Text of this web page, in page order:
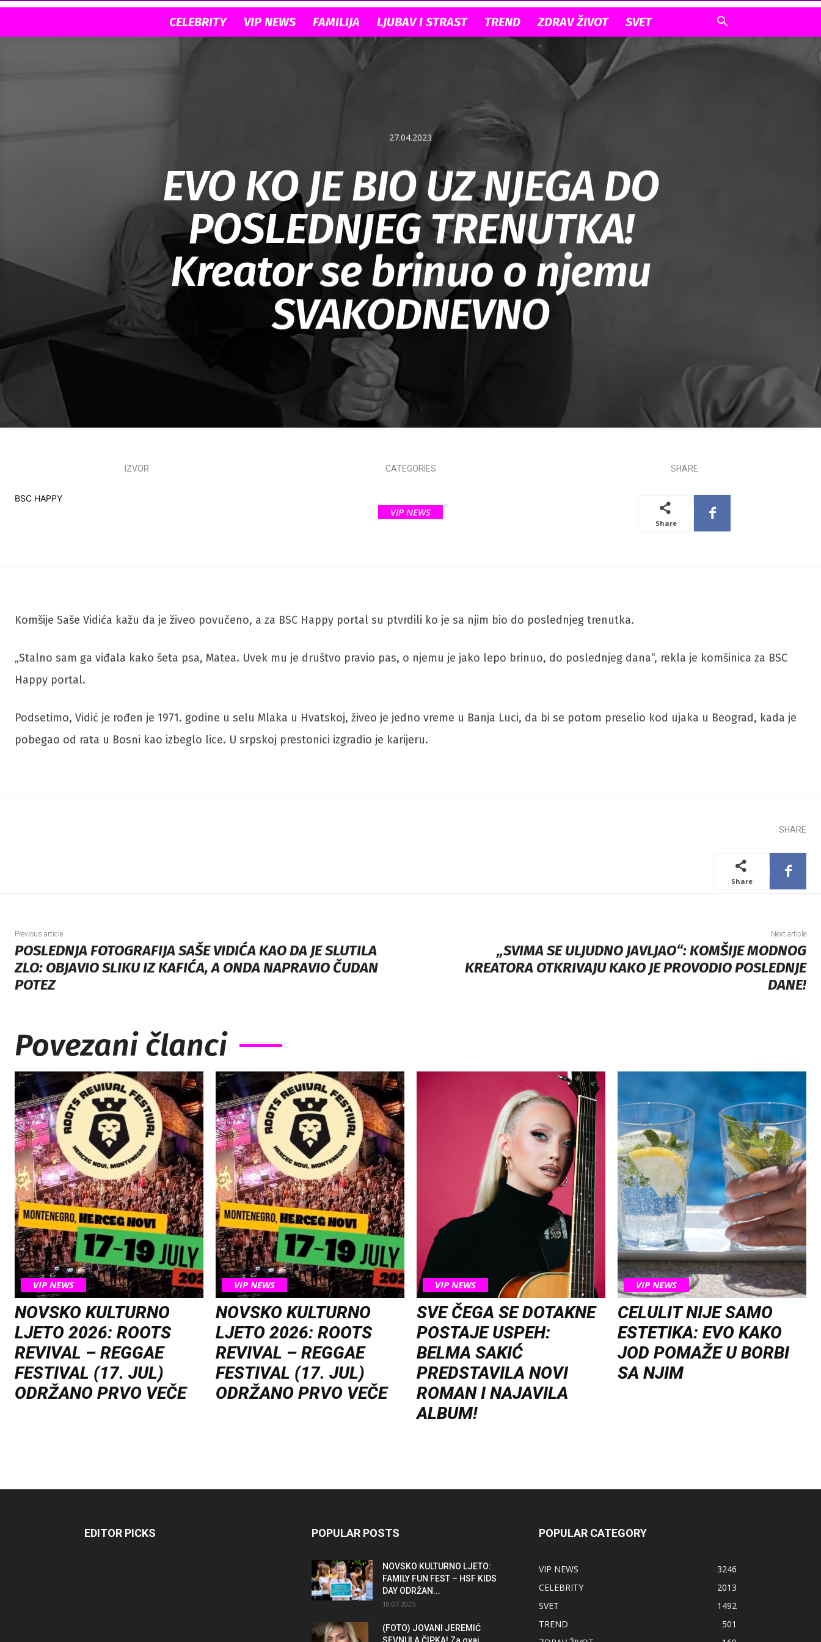
CELEBRITY VIP NEWS FAMILIJA LJUBAV I STRAST TREND ZDRAV ŽIVOT SVET
27.04.2023
EVO KO JE BIO UZ NJEGA DO
POSLEDNJEG TRENUTKA!
Kreator se brinuo o njemu
SVAKODNEVNO
IZVOR
BSC HAPPY
CATEGORIES
VIP NEWS
SHARE
Share
Komšije Saše Vidića kažu da je živeo povučeno, a za BSC Happy portal su ptvrdili ko je sa njim bio do poslednjeg trenutka.
„Stalno sam ga viđala kako šeta psa, Matea. Uvek mu je društvo pravio pas, o njemu je jako lepo brinuo, do poslednjeg dana“, rekla je komšinica za BSC
Happy portal.
Podsetimo, Vidić je rođen je 1971. godine u selu Mlaka u Hvatskoj, živeo je jedno vreme u Banja Luci, da bi se potom preselio kod ujaka u Beograd, kada je
pobegao od rata u Bosni kao izbeglo lice. U srpskoj prestonici izgradio je karijeru.
SHARE
Share
Previous article
POSLEDNJA FOTOGRAFIJA SAŠE VIDIĆA KAO DA JE SLUTILA
ZLO: OBJAVIO SLIKU IZ KAFIĆA, A ONDA NAPRAVIO ČUDAN
POTEZ
Next article
„SVIMA SE ULJUDNO JAVLJAO“: KOMŠIJE MODNOG
KREATORA OTKRIVAJU KAKO JE PROVODIO POSLEDNJE
DANE!
Povezani članci
VIP NEWS
NOVSKO KULTURNO
LJETO 2026: ROOTS
REVIVAL – REGGAE
FESTIVAL (17. JUL)
ODRŽANO PRVO VEČE
VIP NEWS
NOVSKO KULTURNO
LJETO 2026: ROOTS
REVIVAL – REGGAE
FESTIVAL (17. JUL)
ODRŽANO PRVO VEČE
VIP NEWS
SVE ČEGA SE DOTAKNE
POSTAJE USPEH:
BELMA SAKIĆ
PREDSTAVILA NOVI
ROMAN I NAJAVILA
ALBUM!
VIP NEWS
CELULIT NIJE SAMO
ESTETIKA: EVO KAKO
JOD POMAŽE U BORBI
SA NJIM
EDITOR PICKS POPULAR POSTS
NOVSKO KULTURNO LJETO:
FAMILY FUN FEST – HSF KIDS
DAY ODRŽAN...
18.07.2025
(FOTO) JOVANI JEREMIĆ
SEVNULA ČIPKA! Za ovaj
POPULAR CATEGORY
VIP NEWS
3246
CELEBRITY
2013
SVET
1492
TREND
501